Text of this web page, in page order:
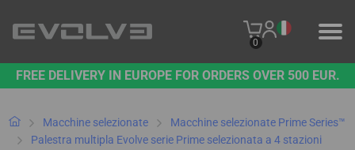
0
PRODOTTI
IL NOSTRO MARCHIO
FREE DELIVERY IN EUROPE FOR ORDERS OVER 500 EUR.
Macchine selezionate
Macchine selezionate Prime Series™
Palestra multipla Evolve serie Prime selezionata a 4 stazioni